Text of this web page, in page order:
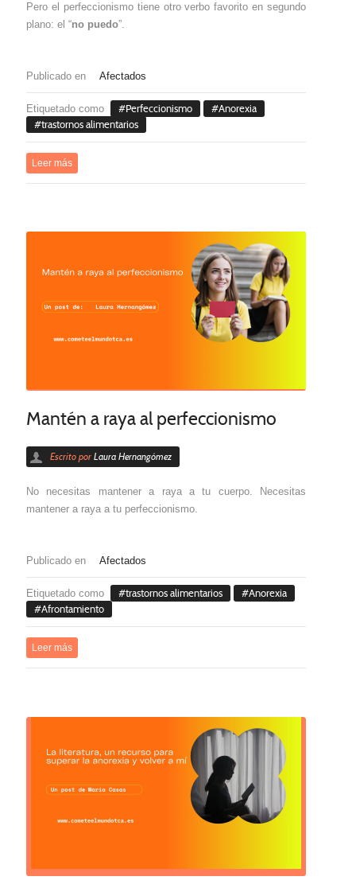
Pero el perfeccionismo tiene otro verbo favorito en segundo
plano: el “no puedo”.
Publicado en Afectados
Etiquetado como Perfeccionismo
Anorexia
trastornos alimentarios
Leer más
Mantén a raya al perfeccionismo
Escrito por Laura Hernangómez
No necesitas mantener a raya a tu cuerpo. Necesitas
mantener a raya a tu perfeccionismo.
Publicado en Afectados
Etiquetado como trastornos alimentarios
Anorexia
Afrontamiento
Leer más